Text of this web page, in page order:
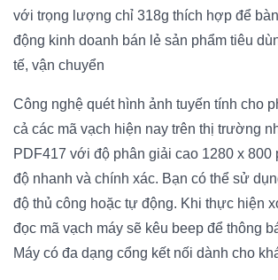
với trọng lượng chỉ 318g thích hợp để
động kinh doanh bán lẻ sản phẩm tiêu
tế, vận chuyển
Công nghệ quét hình ảnh tuyến tính cho
cả các mã vạch hiện nay trên thị trường
PDF417 với độ phân giải cao 1280 x 800
độ nhanh và chính xác. Bạn có thể sử
độ thủ công hoặc tự động. Khi thực hiện
đọc mã vạch máy sẽ kêu beep để thông
Máy có đa dạng cổng kết nối dành cho